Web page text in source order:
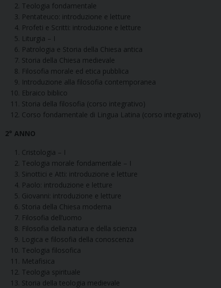
Teologia fondamentale
Pentateuco: introduzione e letture
Profeti e Scritti: introduzione e letture
Liturgia – I
Patrologia e Storia della Chiesa antica
Storia della Chiesa medievale
Filosofia morale ed etica pubblica
Introduzione alla filosofia contemporanea
Ebraico biblico
Storia della filosofia (corso integrativo)
Corso fondamentale di Lingua Latina (corso integrativo)
2° ANNO
Cristologia – I
Teologia morale fondamentale – I
Sinottici e Atti: introduzione e letture
Paolo: introduzione e letture
Giovanni: introduzione e letture
Storia della Chiesa moderna
Filosofia dell’uomo
Filosofia della natura e della scienza
Logica e filosofia della conoscenza
Teologia filosofica
Metafisica
Teologia spirituale
Storia della teologia medievale